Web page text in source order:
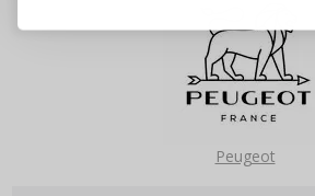
Peugeot
Passwort erinnern